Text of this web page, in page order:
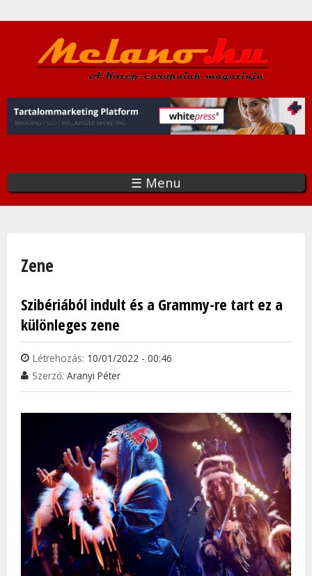
a
tartalomra
☰ Menu
Zene
Szibériából indult és a Grammy-re tart ez a
különleges zene
Létrehozás: 10/01/2022 - 00:46
Szerző: Aranyi Péter
Oldalak